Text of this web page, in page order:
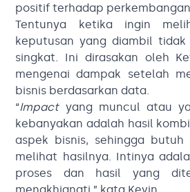
positif terhadap
Tentunya ketika ingin
keputusan yang diambil
singkat. Ini dirasakan oleh
mengenai dampak setelah
bisnis berdasarkan data.
“Impactyang muncul atau
kebanyakan adalah hasil
aspek bisnis, sehingga
melihat hasilnya. Intinya
proses dan hasil yang
mengkhianati,” kata Kevin.